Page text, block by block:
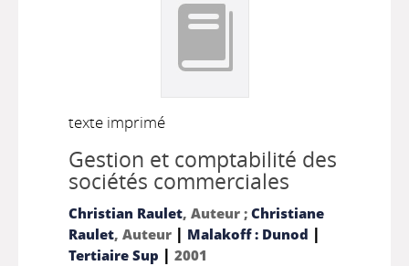
texte imprimé
Gestion et comptabilité des
sociétés commerciales
Christian Raulet, Auteur ; Christiane
Raulet, Auteur | Malakoff : Dunod |
Tertiaire Sup | 2001